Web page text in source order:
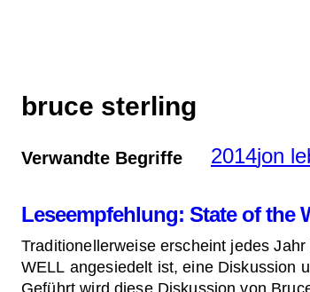
springen
bruce sterling
Verwandte Begriffe 2014jon
Leseempfehlung: State of the
Traditionellerweise erscheint jedes
WELL angesiedelt ist, eine Diskussion